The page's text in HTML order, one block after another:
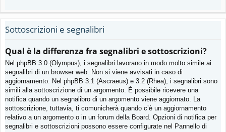
Sottoscrizioni e segnalibri
Qual è la differenza fra segnalibri e sottoscrizioni?
Nel phpBB 3.0 (Olympus), i segnalibri lavorano in modo molto simile ai
segnalibri di un browser web. Non si viene avvisati in caso di
aggiornamento. Nel phpBB 3.1 (Ascraeus) e 3.2 (Rhea), i segnalibri sono
simili alla sottoscrizione di un argomento. È possibile ricevere una
notifica quando un segnalibro di un argomento viene aggiornato. La
sottoscrizione, tuttavia, ti comunicherà quando c’è un aggiornamento
relativo a un argomento o in un forum della Board. Opzioni di notifica per
segnalibri e sottoscrizioni possono essere configurate nel Pannello di